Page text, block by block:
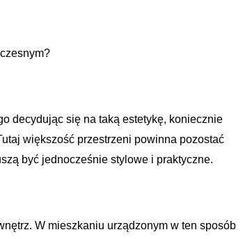
decydując się na taką estetykę, koniecznie
większość przestrzeni powinna pozostać
być jednocześnie stylowe i praktyczne.
W mieszkaniu urządzonym w ten sposób